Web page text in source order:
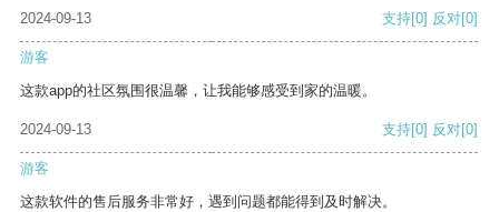
2024-09-13 支持[0] 反对[0]
游客
这款app的社区氛围很温馨，让我能够感受到家的温暖。
2024-09-13 支持[0] 反对[0]
游客
这款软件的售后服务非常好，遇到问题都能得到及时解决。